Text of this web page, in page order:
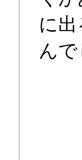
に
ん